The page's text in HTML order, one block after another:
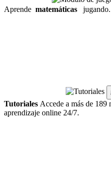
Aprende matemáticas jugando.
Tutoriales Accede a más de 189
aprendizaje online 24/7.